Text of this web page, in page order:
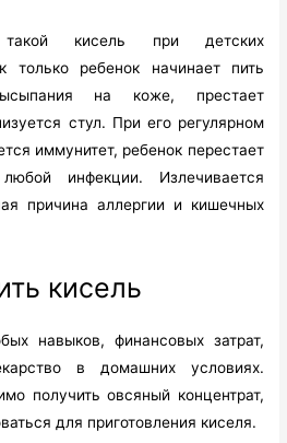
кисель при детских
только ребенок начинает пить
на коже, престает
стул. При его регулярном
иммунитет, ребенок перестает
инфекции. Излечивается
причина аллергии и кишечных
кисель
навыков, финансовых затрат,
в домашних условиях.
получить овсяный концентрат,
для приготовления киселя.